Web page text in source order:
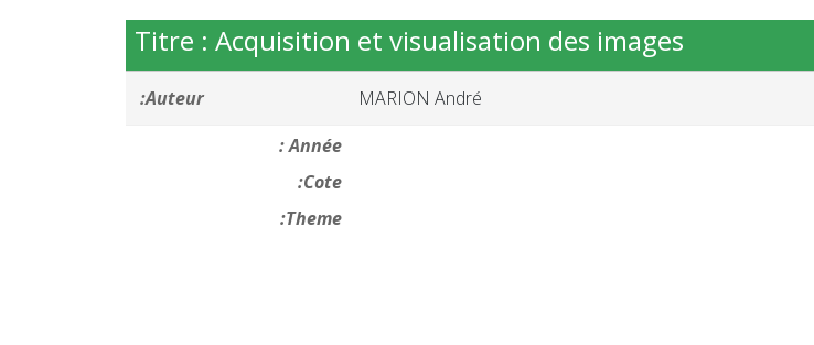
Titre : Acquisition et visualisation des images
Auteur:
MARION André
Année :
Cote:
Theme: